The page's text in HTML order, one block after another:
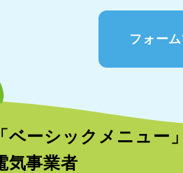
フォー
ーシックメニュー」
気事業者